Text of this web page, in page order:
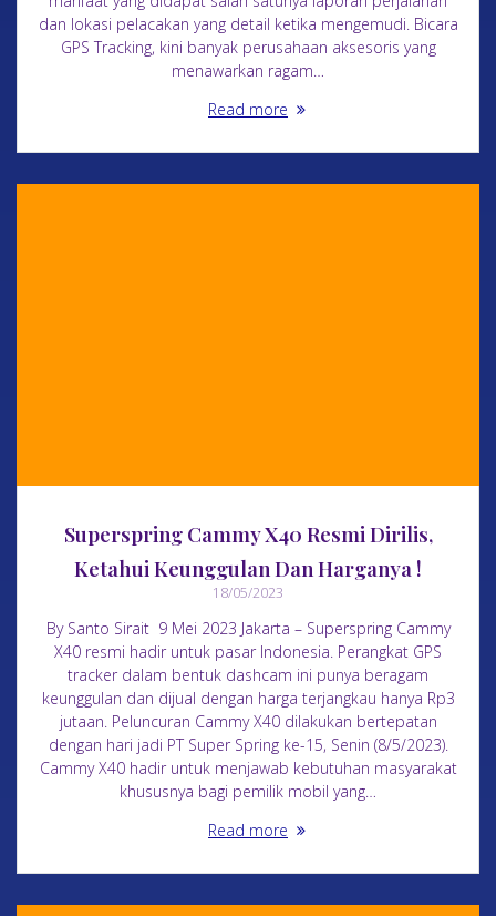
dan lokasi pelacakan yang detail ketika mengemudi. Bicara
GPS Tracking, kini banyak perusahaan aksesoris yang
menawarkan ragam…
Read more
Superspring Cammy X40 Resmi Dirilis,
Ketahui Keunggulan Dan Harganya !
18/05/2023
By Santo Sirait 9 Mei 2023 Jakarta – Superspring Cammy
X40 resmi hadir untuk pasar Indonesia. Perangkat GPS
tracker dalam bentuk dashcam ini punya beragam
keunggulan dan dijual dengan harga terjangkau hanya Rp3
jutaan. Peluncuran Cammy X40 dilakukan bertepatan
dengan hari jadi PT Super Spring ke-15, Senin (8/5/2023).
Cammy X40 hadir untuk menjawab kebutuhan masyarakat
khususnya bagi pemilik mobil yang…
Read more